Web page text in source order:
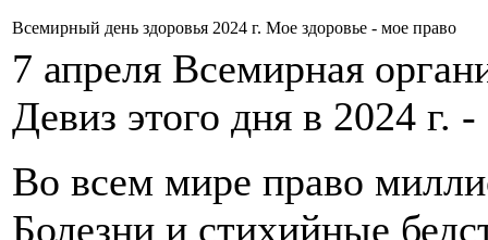
Всемирный день здоровья 2024 г. Мое здоровье - мое право
7 апреля Всемирная
Девиз этого дня в 2024 г.
Во всем мире право
Болезни и стихийные